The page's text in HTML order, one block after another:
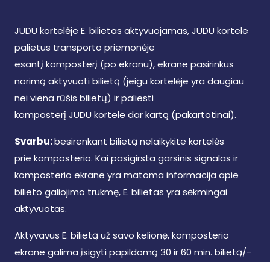
JUDU kortelėje E. bilietas aktyvuojamas, JUDU kortele
palietus transporto priemonėje
esantį komposterį (po ekranu), ekrane pasirinkus
norimą aktyvuoti bilietą (jeigu kortelėje yra daugiau
nei viena rūšis bilietų) ir paliesti
komposterį JUDU kortele dar kartą (pakartotinai).
Svarbu:besirenkant bilietą nelaikykite kortelės
prie komposterio. Kai pasigirsta garsinis signalas ir
komposterio ekrane yra matoma informacija apie
bilieto galiojimo trukmę, E. bilietas yra sėkmingai
aktyvuotas.
Aktyvavus E. bilietą už savo kelionę, komposterio
ekrane galima įsigyti papildomą 30 ir 60 min. bilietą/-